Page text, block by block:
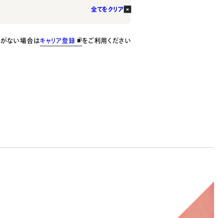
全てをクリア
ない場合はキャリア登録 をご利用ください